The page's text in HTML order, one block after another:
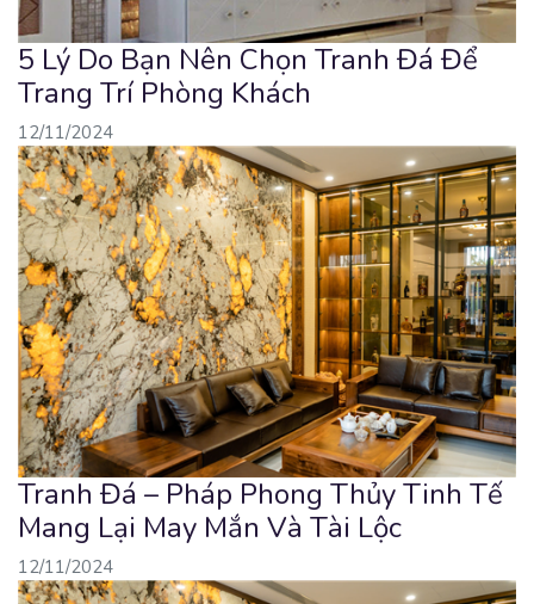
5 Lý Do Bạn Nên Chọn Tranh Đá Để
Trang Trí Phòng Khách
12/11/2024
Tranh Đá – Pháp Phong Thủy Tinh Tế
Mang Lại May Mắn Và Tài Lộc
12/11/2024